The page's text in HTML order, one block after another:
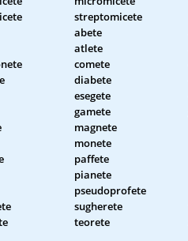
streptomicete
abete
atlete
comete
diabete
esegete
gamete
magnete
monete
paffete
pianete
pseudoprofete
sugherete
teorete